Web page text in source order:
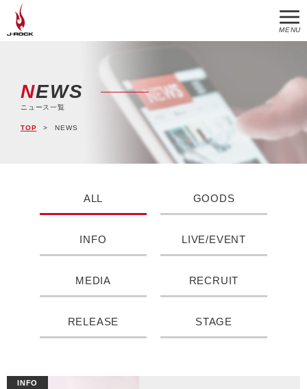
MENU
NEWS
ニュース一覧
TOP NEWS
ALL GOODS
INFO LIVE/EVENT
MEDIA RECRUIT
RELEASE STAGE
INFO